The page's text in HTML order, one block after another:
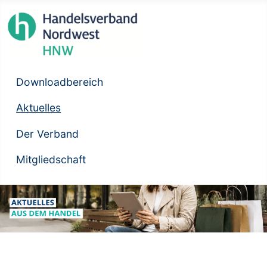
Downloadbereich
Aktuelles
Der Verband
Mitgliedschaft